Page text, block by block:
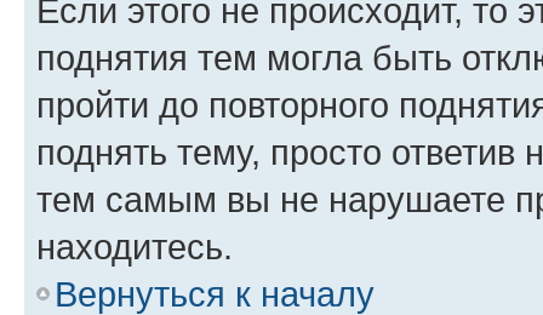
Если этого не происходит, то
поднятия тем могла быть
пройти до повторного
поднять тему, просто ответив
тем самым вы не нарушаете
находитесь.
Вернуться к началу